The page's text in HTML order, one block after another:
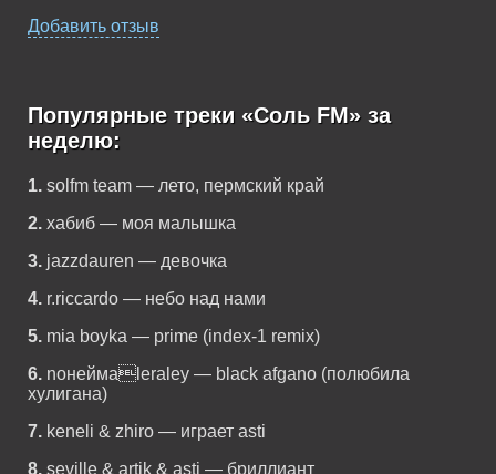
Добавить отзыв
Популярные треки «Соль FM» за
неделю:
1. solfm team — лето, пермский край
2. хабиб — моя малышка
3. jazzdauren — девочка
4. r.riccardo — небо над нами
5. mia boyka — prime (index-1 remix)
6. noнеймаleraley — black afgano (полюбила
хулигана)
7. keneli & zhiro — играет asti
8. seville & artik & asti — бриллиант